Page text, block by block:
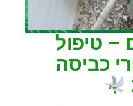
– טיפול
כביסה